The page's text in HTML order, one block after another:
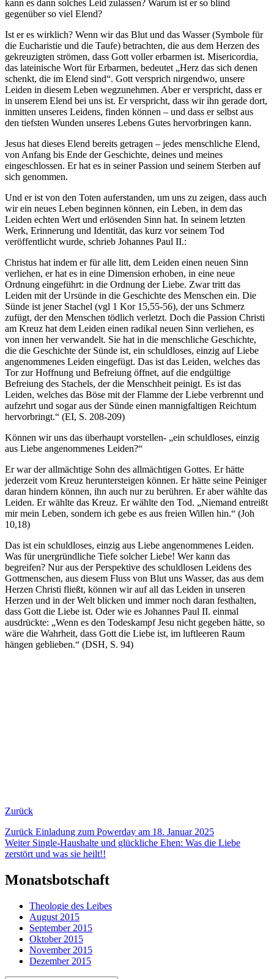
kann es dann solches Leid zulassen? Warum ist er so blind
gegenüber so viel Elend?
Ist er es wirklich? Wenn wir das Blut und das Wasser (Symbole für
die Eucharistie und die Taufe) betrachten, die aus dem Herzen des
gekreuzigten strömen, dass Gott voller erbarmen ist. Misericordia,
das lateinische Wort für Erbarmen, bedeutet „Herz das sich denen
schenkt, die im Elend sind“. Gott versprich nirgendwo, unsere
Leiden in diesem Leben wegzunehmen. Aber er verspricht, dass er
in unserem Elend bei uns ist. Er verspricht, dass wir ihn gerade dort,
inmitten unseres Leidens, finden können – und dass er selbst aus
den tiefsten Wunden unseres Lebens Gutes hervorbringen kann.
Jesus hat dieses Elend bereits getragen – jedes menschliche Elend,
von Anfang bis Ende der Geschichte, deines und meines
eingeschlossen. Er hat es in seiner Passion und seinem Sterben auf
sich genommen.
Und er ist von den Toten auferstanden, um uns zu zeigen, dass auch
wir ein neues Leben beginnen können, ein Leben, in dem das
Leiden echten Wert und erlösenden Sinn hat. In seinem letzten
Werk, Erinnerung und Identität, das kurz vor seinem Tod
veröffentlicht wurde, schrieb Johannes Paul II.:
Christus hat indem er für alle litt, dem Leiden einen neuen Sinn
verliehen, er hat es in eine Dimension erhoben, in eine neue
Ordnung eingeführt: in die Ordnung der Liebe. Zwar tritt das
Leiden mit der Ursünde in die Geschichte des Menschen ein. Die
Sünde ist jener Stachel (vgl 1 Kor 15,55-56), der uns Schmerz
zufügt, der den Menschen tödlich verletzt. Doch die Passion Christi
am Kreuz hat dem Leiden einen radikal neuen Sinn verliehen, es
von innen her verwandelt. Sie hat in die menschliche Geschichte,
die die Geschichte der Sünde ist, ein schuldloses, einzig auf Liebe
angenommenes Leiden eingefügt. Das ist das Leiden, welches das
Tor zur Hoffnung und Befreiung öffnet, auf die endgültige
Befreiung des Stachels, der die Menschheit peinigt. Es ist das
Leiden, welches das Böse mit der Flamme der Liebe verbrennt und
aufzehrt und sogar aus der Sünde einen mannigfaltigen Reichtum
hervorbringt.“ (EI, S. 208-209)
Können wir uns das überhaupt vorstellen- „ein schuldloses, einzig
aus Liebe angenommenes Leiden?“
Er war der allmächtige Sohn des allmächtigen Gottes. Er hätte
jederzeit vom Kreuz heruntersteigen können. Er hätte seine Peiniger
daran hindern können, ihn auch nur zu berühren. Er aber wählte das
Leiden. Er wählte das Kreuz. Er wählte den Tod. „Niemand entreißt
mir mein Leben, sondern ich gebe es aus freien Willen hin.“ (Joh
10,18)
Das ist ein schuldloses, einzig aus Liebe angenommenes Leiden.
Was für unergründliche Tiefe solcher Liebe! Wer kann das
begreifen? Nur aus der Perspektive des schuldlosen Leidens des
Gottmenschen, aus diesem Fluss von Blut uns Wasser, das aus dem
Herzen Christi fließt, können wir auf all das Leiden in unseren
Herzen und in der Welt blicken und immer noch daran festhalten,
dass Gott die Liebe ist. Oder wie es Johannes Paul II. einmal
ausdrückte: „Wenn es den Todeskampf Jesu nicht gegeben hätte, so
wäre die Wahrheit, dass Gott die Liebe ist, im luftleeren Raum
hängen geblieben.“ (DSH, S. 94)
Zurück
Beitragsnavigation
Zurück Vorheriger
Beitrag:
Einladung zum Powerday am 18. Januar 2025
Weiter Nächster
Beitrag:
Single-Haushalte und glückliche Ehen: Was die Liebe
zerstört und was sie heilt!!
Monatsbotschaft
Theologie des Leibes
August 2015
September 2015
Oktober 2015
November 2015
Dezember 2015